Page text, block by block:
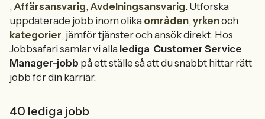
,Affärsansvarig,Avdelningsansvarig. Utforska
uppdaterade jobb inom olika områden,yrkenoch
kategorier, jämför tjänster och ansök direkt. Hos
Jobbsafari samlar vi alla lediga Customer Service
Manager-jobb på ett ställe så att du snabbt hittar rätt
jobb för din karriär.
40 lediga jobb